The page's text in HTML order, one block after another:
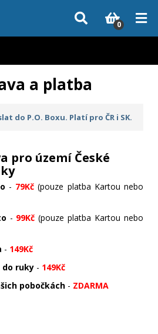
může dodání dílů, které nejsou skladem,
Děkujeme za pochopení.
0
a platba
do P.O. Boxu. Platí pro ČR i SK.
pro území České
- 79Kč (pouze platba Kartou nebo
- 99Kč (pouze platba Kartou nebo
- 149Kč
do ruky - 149Kč
pobočkách - ZDARMA